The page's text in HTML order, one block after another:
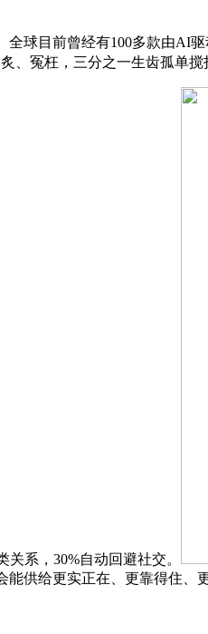
目前曾经有100多款由AI驱
、冤枉，三分之一生齿孤单
系，30%自动回避社交。
供给更实正在、更靠得住